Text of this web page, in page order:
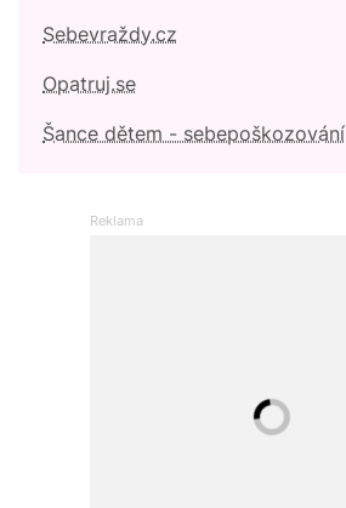
Sebevraždy.cz
Opatruj.se
Šance dětem - sebepoškozování